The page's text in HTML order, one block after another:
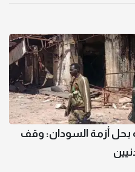
بحل أزمة السودان: وقف